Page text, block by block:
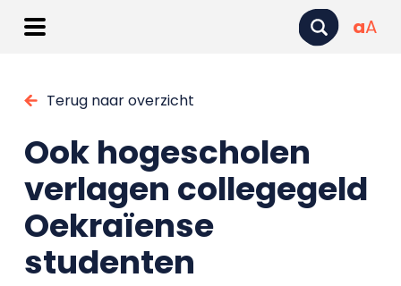
aA
Terug naar overzicht
Ook hogescholen
verlagen collegegeld
Oekraïense
studenten